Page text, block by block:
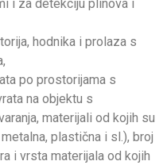
i za detekciju plinova i
hodnika i prolaza s
po prostorijama s
na objektu s
materijali od kojih su
plastična i sl.), broj
i vrsta materijala od kojih